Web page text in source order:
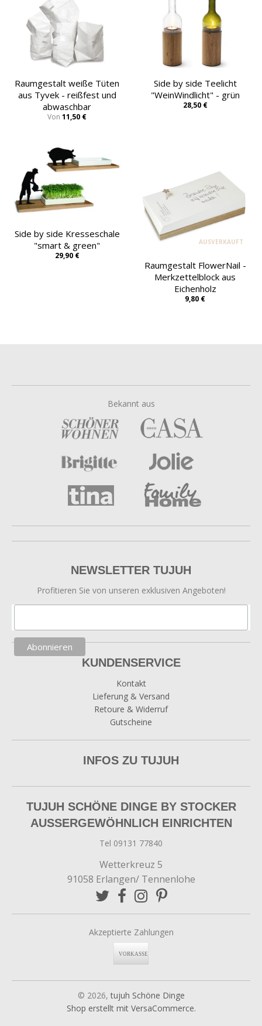
Raumgestalt weiße Tüten
aus Tyvek - reißfest und
abwaschbar
Von 11,50 €
Side by side Teelicht
"WeinWindlicht" - grün
28,50 €
Side by side Kresseschale
"smart & green"
29,90 €
AUSVERKAUFT
Raumgestalt FlowerNail -
Merkzettelblock aus
Eichenholz
9,80 €
Bekannt aus
NEWSLETTER TUJUH
Profitieren Sie von unseren exklusiven Angeboten!
KUNDENSERVICE
Kontakt
Lieferung & Versand
Retoure & Widerruf
Gutscheine
INFOS ZU TUJUH
TUJUH SCHÖNE DINGE BY STOCKER
AUSSERGEWÖHNLICH EINRICHTEN
Tel 09131 77840
Wetterkreuz 5
91058 Erlangen/ Tennenlohe
Akzeptierte Zahlungen
© 2026,tujuh Schöne Dinge
Shop erstellt mit VersaCommerce.